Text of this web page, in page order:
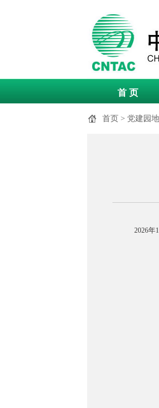
首 页
首页 > 党建园地
2026年1